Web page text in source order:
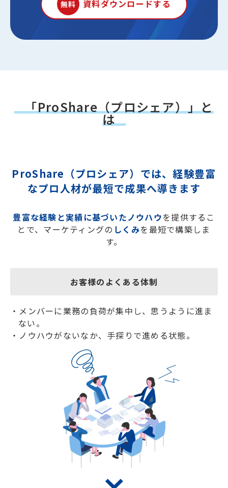
無料 資料ダウンロードする
「ProShare（プロシェア）」と
は
ProShare（プロシェア）では、経験豊富
なプロ人材が最短で成果へ導きます
豊富な経験と実績に基づいたノウハウを提供するこ
とで、 マーケティングの しくみを最短で構築しま
す。
お客様のよくある体制
・メンバーに業務の負荷が集中し、思うように進ま
ない。
・ノウハウがないなか、手探りで進める状態。